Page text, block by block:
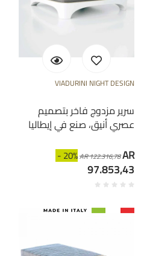
VIADURINI NIGHT DESIGN
سرير مزدوج فاخر بتصميم
عصري أنيق، صنع في إيطاليا
- 20%AR 122.316,78AR
97.853,43